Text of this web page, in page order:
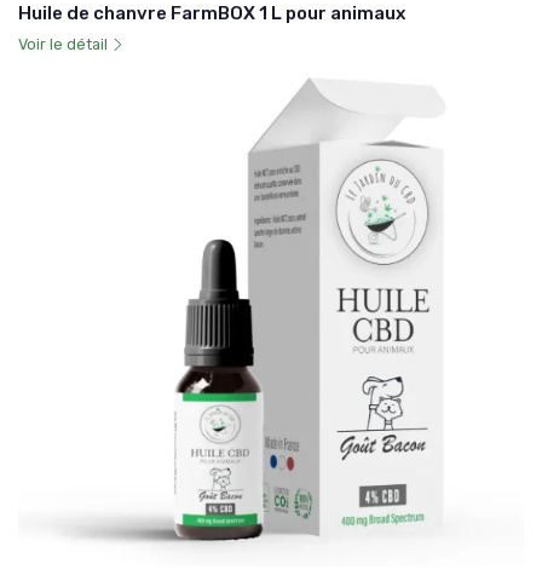
Huile de chanvre FarmBOX 1 L pour animaux
Voir le détail